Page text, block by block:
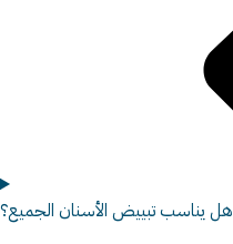
هل يناسب تبييض الأسنان الجميع؟